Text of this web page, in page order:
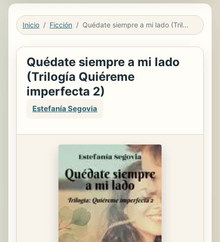
Inicio Ficción Quédate siempre a mi lado (Trilogía Quiéreme imperfecta 2)
Quédate siempre a mi lado
(Trilogía Quiéreme
imperfecta 2)
Estefanía Segovia